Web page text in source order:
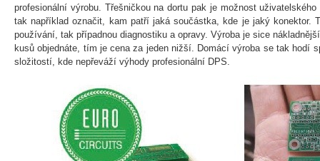
profesionální výrobu. Třešničkou na dortu pak je možnost
tak například označit, kam patří jaká součástka, kde je jaký konektor.
používání, tak případnou diagnostiku a opravy. Výroba je sice
kusů objednáte, tím je cena za jeden nižší. Domácí výroba se tak hodí
složitostí, kde nepřeváží výhody profesionální DPS.